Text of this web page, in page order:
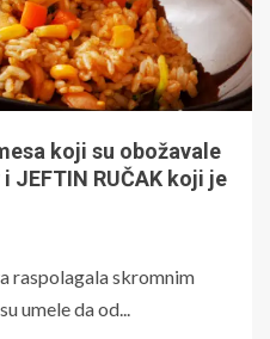
koji su obožavale
JEFTIN RUČAK koji je
raspolagala skromnim
umele da od...